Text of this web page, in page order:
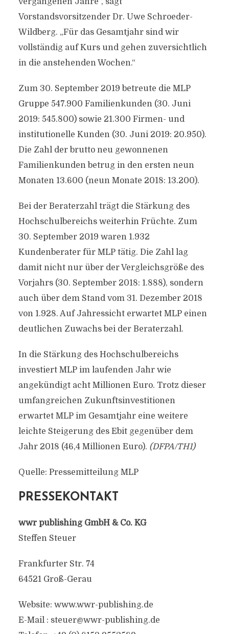
Vorstandsvorsitzender Dr. Uwe Schroeder-
Wildberg. „Für das Gesamtjahr sind wir
vollständig auf Kurs und gehen zuversichtlich
in die anstehenden Wochen.“
Zum 30. September 2019 betreute die MLP
Gruppe 547.900 Familienkunden (30. Juni
2019: 545.800) sowie 21.300 Firmen- und
institutionelle Kunden (30. Juni 2019: 20.950).
Die Zahl der brutto neu gewonnenen
Familienkunden betrug in den ersten neun
Monaten 13.600 (neun Monate 2018: 13.200).
Bei der Beraterzahl trägt die Stärkung des
Hochschulbereichs weiterhin Früchte. Zum
30. September 2019 waren 1.932
Kundenberater für MLP tätig. Die Zahl lag
damit nicht nur über der Vergleichsgröße des
Vorjahrs (30. September 2018: 1.888), sondern
auch über dem Stand vom 31. Dezember 2018
von 1.928. Auf Jahressicht erwartet MLP einen
deutlichen Zuwachs bei der Beraterzahl.
In die Stärkung des Hochschulbereichs
investiert MLP im laufenden Jahr wie
angekündigt acht Millionen Euro. Trotz dieser
umfangreichen Zukunftsinvestitionen
erwartet MLP im Gesamtjahr eine weitere
leichte Steigerung des Ebit gegenüber dem
Jahr 2018 (46,4 Millionen Euro). (DFPA/TH1)
Quelle: Pressemitteilung MLP
PRESSEKONTAKT
wwr publishing GmbH & Co. KG
Steffen Steuer
Frankfurter Str. 74
64521 Groß-Gerau
Website: www.wwr-publishing.de
E-Mail : steuer@wwr-publishing.de